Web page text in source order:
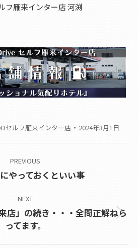
フ雁来インター店 河渕
セルフ雁来インター店 2024年3月1日
PREVIOUS
Previous
やっておくといい事
NEXT
Next
post:
店」の続き・・・全問正解ねら
ってます。